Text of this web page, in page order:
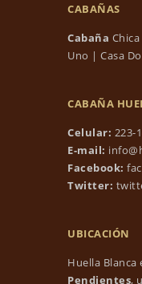
CABAÑAS
Cabaña Chica
Uno | Casa
CABAÑA
Celular: 223-
E-mail:
Facebook:
Twitter:
UBICACIÓN
Huella Blanca
Pendientes,